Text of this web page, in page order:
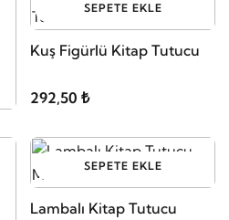
SEPETE EKLE
Kuş Figürlü Kitap Tutucu
292,50 ₺
SEPETE EKLE
Lambalı Kitap Tutucu